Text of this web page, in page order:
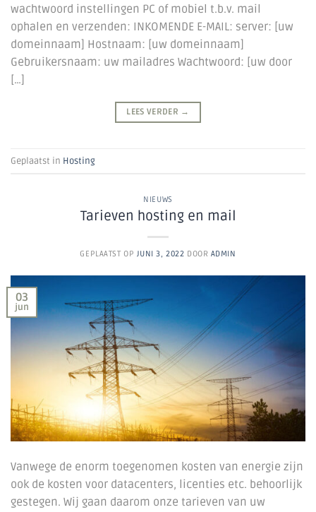
wachtwoord instellingen PC of mobiel t.b.v. mail
ophalen en verzenden: INKOMENDE E-MAIL: server: [uw
domeinnaam] Hostnaam: [uw domeinnaam]
Gebruikersnaam: uw mailadres Wachtwoord: [uw door
[…]
LEES VERDER →
Geplaatst in Hosting
NIEUWS
Tarieven hosting en mail
GEPLAATST OP JUNI 3, 2022 DOOR ADMIN
03
jun
Vanwege de enorm toegenomen kosten van energie zijn
ook de kosten voor datacenters, licenties etc. behoorlijk
gestegen. Wij gaan daarom onze tarieven van uw